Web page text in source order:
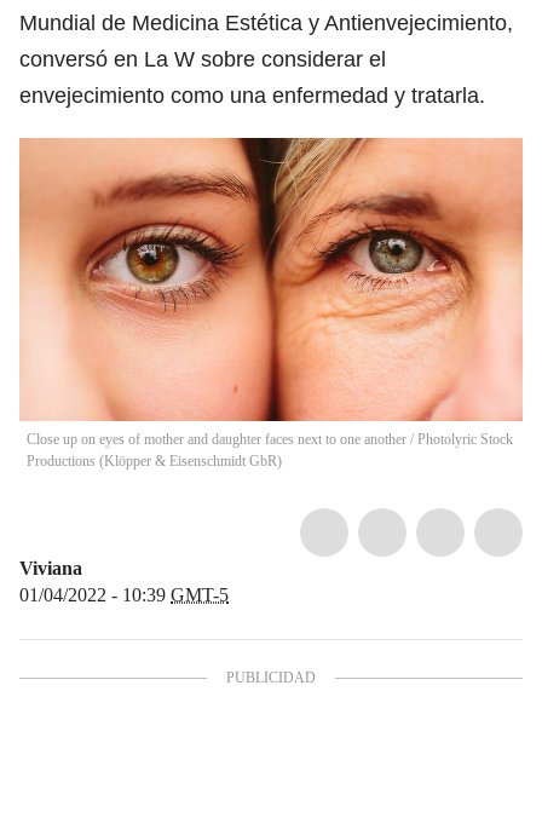
Mundial de Medicina Estética y Antienvejecimiento,
conversó en La W sobre considerar el
envejecimiento como una enfermedad y tratarla.
Close up on eyes of mother and daughter faces next to one another / Photolyric Stock
Productions (Klöpper & Eisenschmidt GbR)
Viviana
01/04/2022 - 10:39 GMT-5